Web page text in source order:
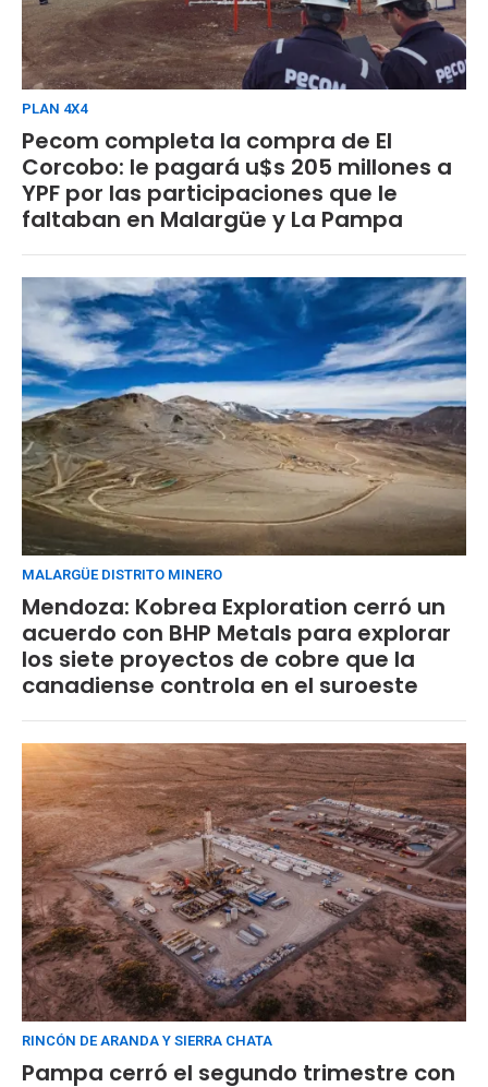
PLAN 4X4
Pecom completa la compra de El
Corcobo: le pagará u$s 205 millones a
YPF por las participaciones que le
faltaban en Malargüe y La Pampa
MALARGÜE DISTRITO MINERO
Mendoza: Kobrea Exploration cerró un
acuerdo con BHP Metals para explorar
los siete proyectos de cobre que la
canadiense controla en el suroeste
RINCÓN DE ARANDA Y SIERRA CHATA
Pampa cerró el segundo trimestre con